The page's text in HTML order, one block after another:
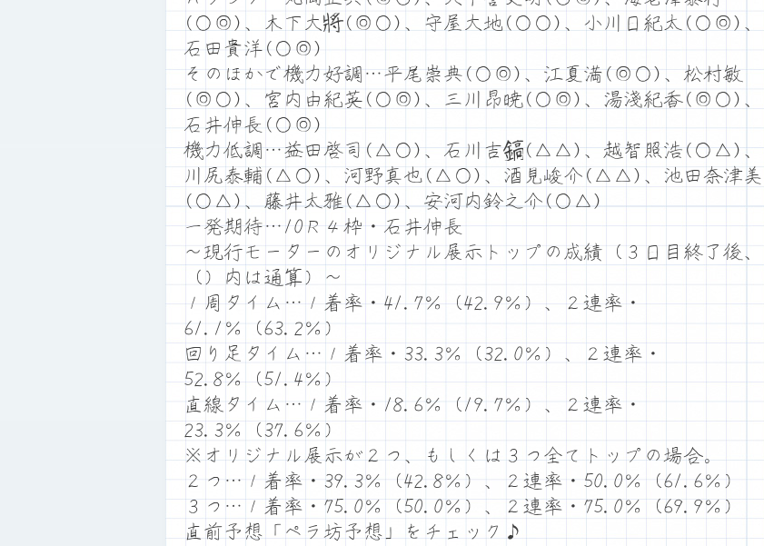
(○◎)、木下大將(◎○)、守屋大地(○○)、小川日紀太(○◎)、
石田貴洋(○◎)
そのほかで機力好調…平尾崇典(○◎)、江夏満(◎○)、松村敏
(◎○)、宮内由紀英(○◎)、三川昂暁(○◎)、湯淺紀香(◎○)、
石井伸長(○◎)
機力低調…益田啓司(△○)、石川吉鎬(△△)、越智照浩(○△)、
川尻泰輔(△○)、河野真也(△○)、酒見峻介(△△)、池田奈津美
(○△)、藤井太雅(△○)、安河内鈴之介(○△)
一発期待…10Ｒ４枠・石井伸長
～現行モーターのオリジナル展示トップの成績（３日目終了後、
（）内は通算）～
１周タイム…１着率・41.7％（42.9％）、２連率・
61.1％（63.2％）
回り足タイム…１着率・33.3％（32.0％）、２連率・
52.8％（51.4％）
直線タイム…１着率・18.6％（19.7％）、２連率・
23.3％（37.6％）
※オリジナル展示が２つ、もしくは３つ全てトップの場合。
２つ…１着率・39.3％（42.8％）、２連率・50.0％（61.6％）
３つ…１着率・75.0％（50.0％）、２連率・75.0％（69.9％）
直前予想「ペラ坊予想」をチェック♪